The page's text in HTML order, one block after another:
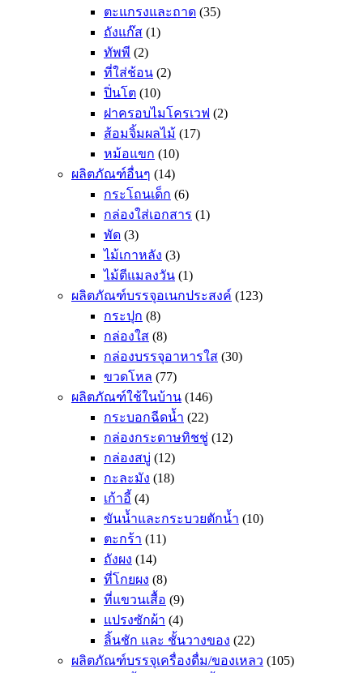
ตะแกรงและถาด (35)
ถังแก๊ส (1)
ทัพพี (2)
ที่ใส่ช้อน (2)
ปิ่นโต (10)
ฝาครอบไมโครเวฟ (2)
ส้อมจิ้มผลไม้ (17)
หม้อแขก (10)
ผลิตภัณฑ์อื่นๆ (14)
กระโถนเด็ก (6)
กล่องใส่เอกสาร (1)
พัด (3)
ไม้เกาหลัง (3)
ไม้ตีแมลงวัน (1)
ผลิตภัณฑ์บรรจุอเนกประสงค์ (123)
กระปุก (8)
กล่องใส (8)
กล่องบรรจุอาหารใส (30)
ขวดโหล (77)
ผลิตภัณฑ์ใช้ในบ้าน (146)
กระบอกฉีดน้ำ (22)
กล่องกระดาษทิชชู่ (12)
กล่องสบู่ (12)
กะละมัง (18)
เก้าอี้ (4)
ขันน้ำและกระบวยตักน้ำ (10)
ตะกร้า (11)
ถังผง (14)
ที่โกยผง (8)
ที่แขวนเสื้อ (9)
แปรงซักผ้า (4)
ลิ้นชัก และ ชั้นวางของ (22)
ผลิตภัณฑ์บรรจุเครื่องดื่ม/ของเหลว (105)